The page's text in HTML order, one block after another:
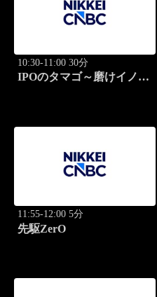
10:30-11:00 30分
IPOのタマゴ～磨けイノベ
11:55-12:00 5分
先駆ZerO